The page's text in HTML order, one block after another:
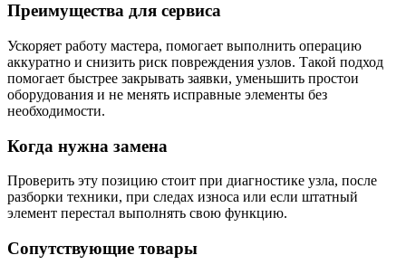
Преимущества для сервиса
Ускоряет работу мастера, помогает выполнить операцию
аккуратно и снизить риск повреждения узлов. Такой подход
помогает быстрее закрывать заявки, уменьшить простои
оборудования и не менять исправные элементы без
необходимости.
Когда нужна замена
Проверить эту позицию стоит при диагностике узла, после
разборки техники, при следах износа или если штатный
элемент перестал выполнять свою функцию.
Сопутствующие товары